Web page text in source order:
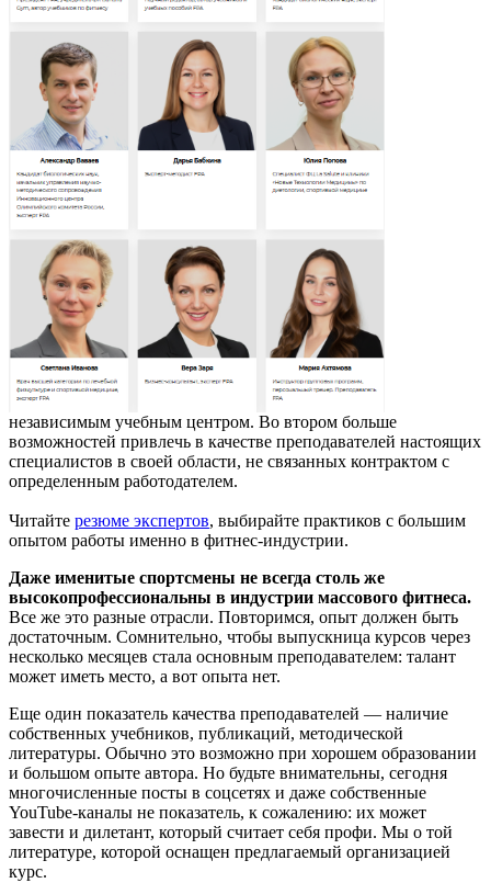
независимым учебным центром. Во втором больше
возможностей привлечь в качестве преподавателей настоящих
специалистов в своей области, не связанных контрактом с
определенным работодателем.
Читайте резюме экспертов, выбирайте практиков с большим
опытом работы именно в фитнес-индустрии.
Даже именитые спортсмены не всегда столь же
высокопрофессиональны в индустрии массового фитнеса.
Все же это разные отрасли. Повторимся, опыт должен быть
достаточным. Сомнительно, чтобы выпускница курсов через
несколько месяцев стала основным преподавателем: талант
может иметь место, а вот опыта нет.
Еще один показатель качества преподавателей — наличие
собственных учебников, публикаций, методической
литературы. Обычно это возможно при хорошем образовании
и большом опыте автора. Но будьте внимательны, сегодня
многочисленные посты в соцсетях и даже собственные
YouTube-каналы не показатель, к сожалению: их может
завести и дилетант, который считает себя профи. Мы о той
литературе, которой оснащен предлагаемый организацией
курс.